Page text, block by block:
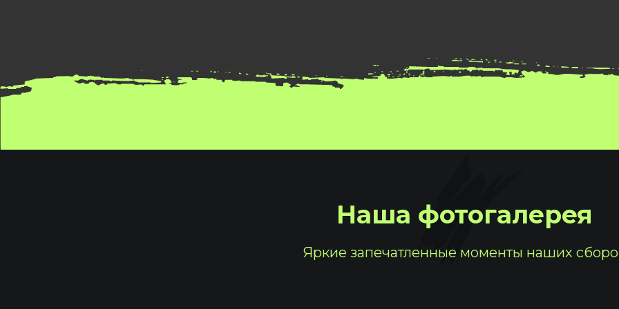
Наша фотогалерея
Яркие запечатленные моменты наших